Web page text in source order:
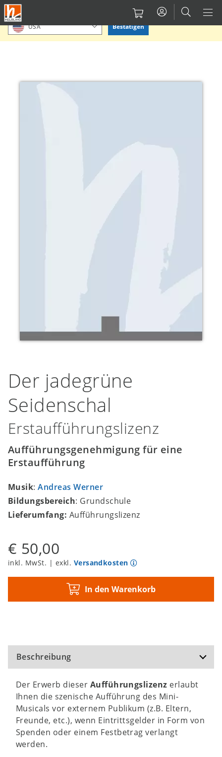
Direkt
zum
Inhalt
Bitte Standort bestätigen oder einen anderen auswählen.
USA Bestätigen
Der jadegrüne
Seidenschal
Erstaufführungslizenz
Aufführungsgenehmigung für eine
Erstaufführung
Musik:Andreas Werner
Bildungsbereich: Grundschule
Lieferumfang: Aufführungslizenz
€ 50,00
inkl. MwSt. | exkl. Versandkosten
In den Warenkorb
Beschreibung
Der Erwerb dieser Aufführungslizenz erlaubt
Ihnen die szenische Aufführung des Mini-
Musicals vor externem Publikum (z.B. Eltern,
Freunde, etc.), wenn Eintrittsgelder in Form von
Spenden oder einem Festbetrag verlangt
werden.